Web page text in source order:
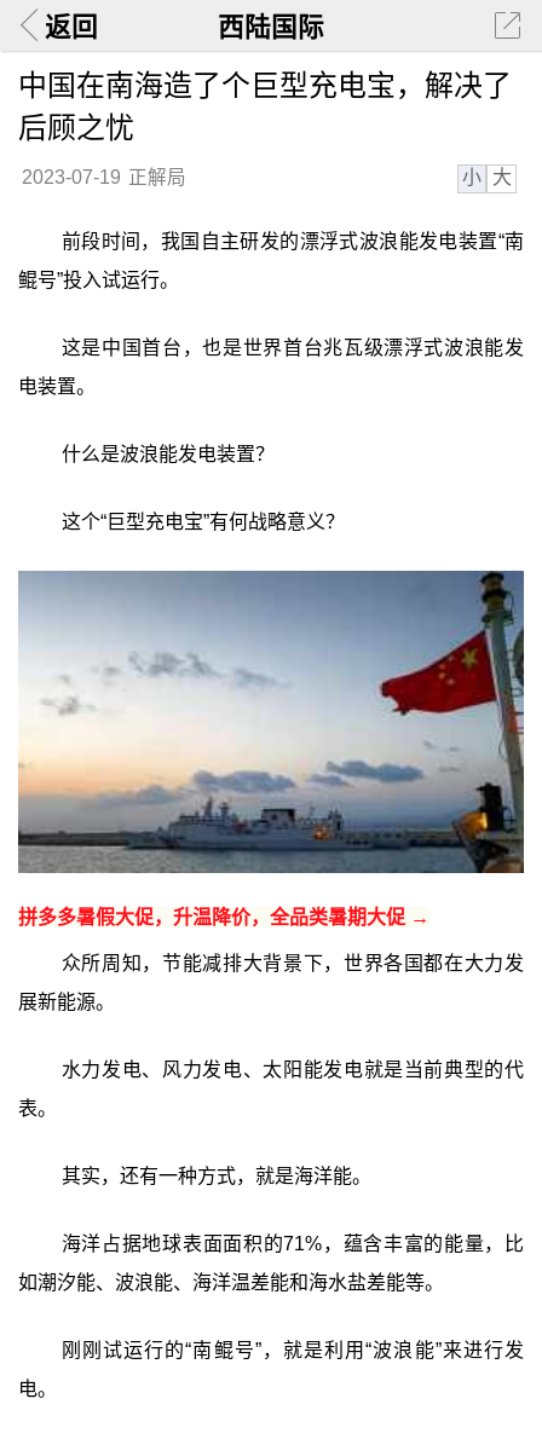
返回 西陆国际
中国在南海造了个巨型充电宝，解决了
后顾之忧
2023-07-19 正解局 小 大
前段时间，我国自主研发的漂浮式波浪能发电装置“南
鲲号”投入试运行。
这是中国首台，也是世界首台兆瓦级漂浮式波浪能发
电装置。
什么是波浪能发电装置？
这个“巨型充电宝”有何战略意义？
拼多多暑假大促，升温降价，全品类暑期大促 →
众所周知，节能减排大背景下，世界各国都在大力发
展新能源。
水力发电、风力发电、太阳能发电就是当前典型的代
表。
其实，还有一种方式，就是海洋能。
海洋占据地球表面面积的71%，蕴含丰富的能量，比
如潮汐能、波浪能、海洋温差能和海水盐差能等。
刚刚试运行的“南鲲号”，就是利用“波浪能”来进行发
电。